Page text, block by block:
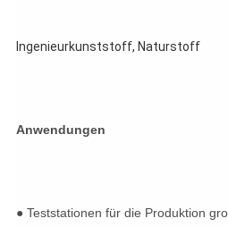
Ingenieurkunststoff, Naturstoff
Anwendungen
● Teststationen für die Produktion